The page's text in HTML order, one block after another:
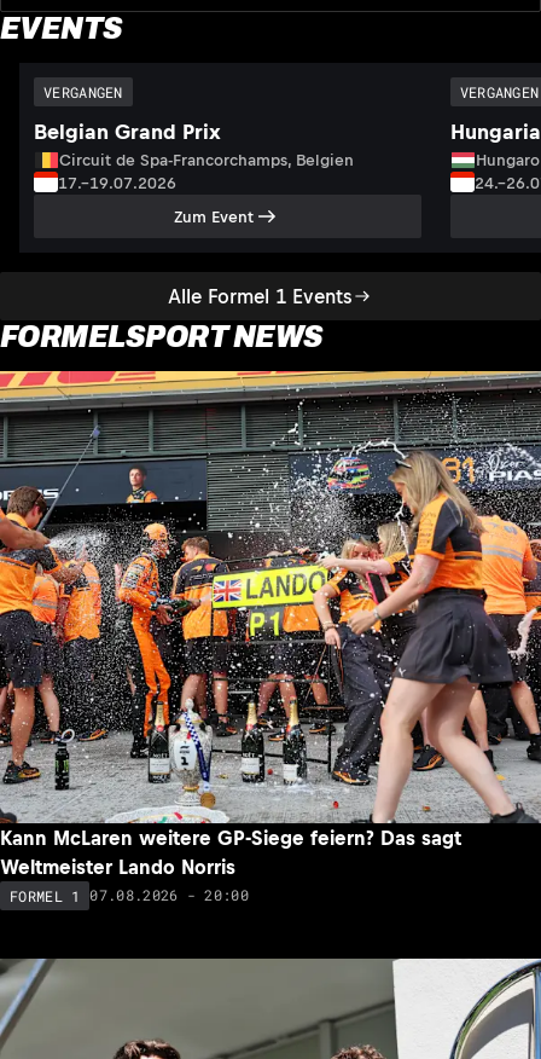
EVENTS
Alle Formel 1 Events
VERGANGEN
Belgian Grand Prix
Circuit de Spa-Francorchamps, Belgien
17.–19.07.2026
Zum Event
VERGANGEN
FORMELSPORT NEWS
Kann McLaren weitere GP-Siege feiern? Das sagt
Weltmeister Lando Norris
FORMEL 1 07.08.2026 - 20:00